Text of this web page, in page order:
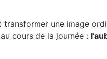
une image
cours de la journée :